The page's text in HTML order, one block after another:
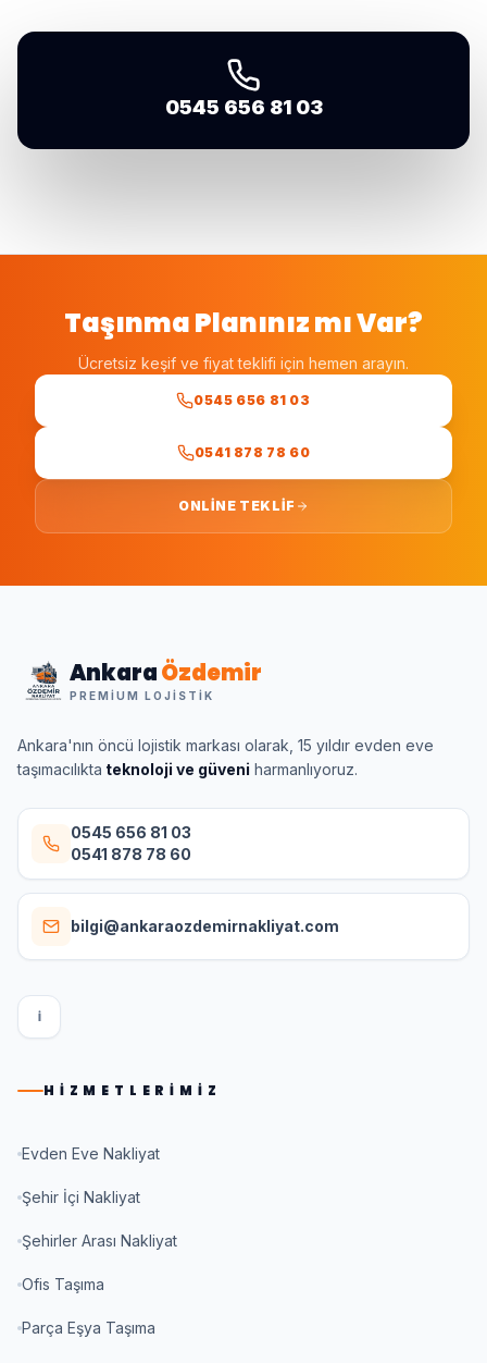
0545 656 81 03
Taşınma Planınız mı Var?
Ücretsiz keşif ve fiyat teklifi için hemen arayın.
0545 656 81 03
0541 878 78 60
ONLINE TEKLIF
AnkaraÖzdemir
PREMIUM LOJISTIK
Ankara'nın öncü lojistik markası olarak, 15 yıldır evden eve
taşımacılıkta teknoloji ve güveni harmanlıyoruz.
0545 656 81 03
0541 878 78 60
bilgi@ankaraozdemirnakliyat.com
I
HIZMETLERIMIZ
Evden Eve Nakliyat
Şehir İçi Nakliyat
Şehirler Arası Nakliyat
Ofis Taşıma
Parça Eşya Taşıma